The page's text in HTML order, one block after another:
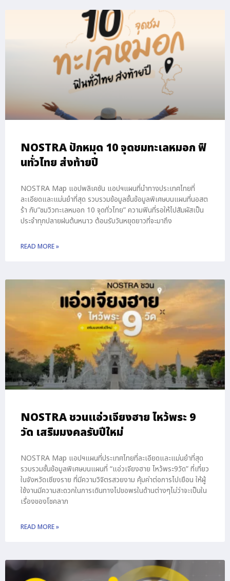
NOSTRA ปักหมุด 10 จุดชมทะเลหมอก ฟิ
นทั่วไทย ส่งท้ายปี
NOSTRA Map แอปพลิเคชัน แอปฯแผนที่นำทางประเทศไทยที่
ละเอียดและแม่นยำที่สุด รวบรวมข้อมูลชั้นข้อมูลพิเศษบนแผนที่นอสต
ร้า กับ”ชมวิวทะเลหมอก 10 จุดทั่วไทย” ความฟินที่รอให้ไปสัมผัสเป็น
ประจำทุกปลายฝนต้นหนาว ต้อนรับวันหยุดยาวที่จะมาถึง
READ MORE »
NOSTRA ชวนแอ่วเจียงฮาย ไหว้พระ 9
วัด เสริมมงคลรับปีใหม่
NOSTRA Map แอปฯแผนที่ประเทศไทยที่ละเอียดและแม่นยำที่สุด
รวบรวมชั้นข้อมูลพิเศษบนแผนที่ “แอ่วเจียงฮาย ไหว้พระ9วัด” ที่เที่ยว
ในจังหวัดเชียงราย ที่มีความวิจิตรสวยงาม คุ้มค่าต่อการไปเยือน ให้ผู้
ใช้งานมีความสะดวกในการเดินทางไปขอพรในด้านต่างๆไม่ว่าจะเป็นใน
เรื่องของโชคลาภ
READ MORE »